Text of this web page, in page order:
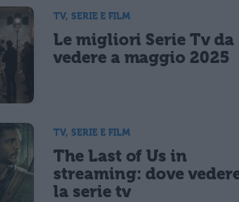
automatizzate o tradizionali
TV, SERIE E FILM
Le migliori Serie Tv da
vedere a maggio 2025
TV, SERIE E FILM
The Last of Us in
streaming: dove
la serie tv